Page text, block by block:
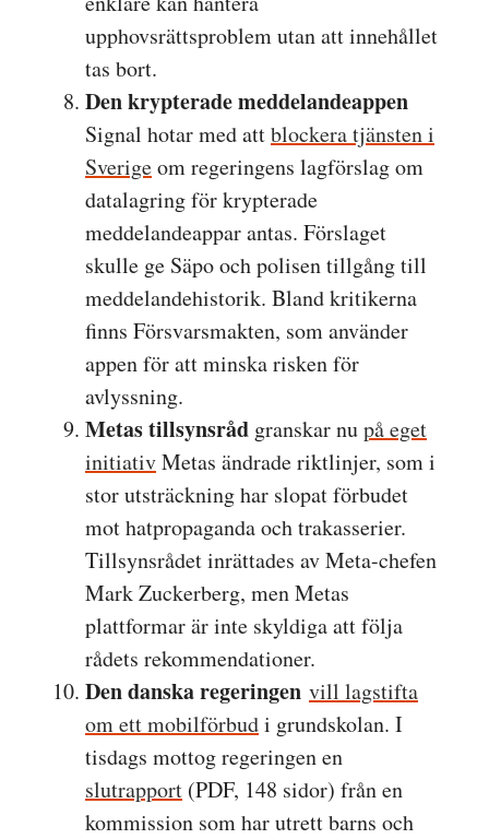
upphovsrättsproblem utan att innehållet
tas bort.
Den krypterade meddelandeappen
Signal hotar med attblockera tjänsten i
Sverigeom regeringens lagförslag om
datalagring för krypterade
meddelandeappar antas. Förslaget
skulle ge Säpo och polisen tillgång till
meddelandehistorik. Bland kritikerna
finns Försvarsmakten, som använder
appen för att minska risken för
avlyssning.
Metas tillsynsråd granskar nupå eget
initiativMetas ändrade riktlinjer, som i
stor utsträckning har slopat förbudet
mot hatpropaganda och trakasserier.
Tillsynsrådet inrättades av Meta-chefen
Mark Zuckerberg, men Metas
plattformar är inte skyldiga att följa
rådets rekommendationer.
Den danska regeringen vill lagstifta
om ett mobilförbudi grundskolan. I
tisdags mottog regeringen en
slutrapport (PDF, 148 sidor) från en
kommission som har utrett barns och